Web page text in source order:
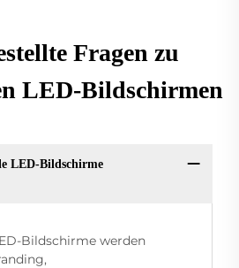
Fragen zu
LED-Bildschirmen
LED-Bildschirme
Bildschirme werden